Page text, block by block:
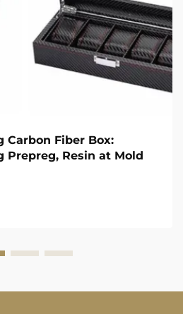
Carbon Fiber Box:
Prepreg, Resin at Mold